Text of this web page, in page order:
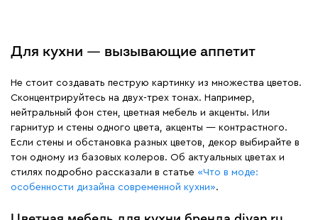
Для кухни — вызывающие аппетит
Не стоит создавать пеструю картинку из множества цветов.
Сконцентрируйтесь на двух-трех тонах. Например,
нейтральный фон стен, цветная мебель и акценты. Или
гарнитур и стены одного цвета, акценты — контрастного.
Если стены и обстановка разных цветов, декор выбирайте в
тон одному из базовых колеров. Об актуальных цветах и
стилях подробно рассказали в статье «Что в моде:
особенности дизайна современной кухни».